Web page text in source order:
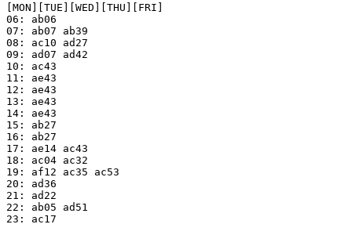
[MON][TUE][WED][THU][FRI]
06: ab06
07: ab07 ab39
08: ac10 ad27
09: ad07 ad42
10: ac43
11: ae43
12: ae43
13: ae43
14: ae43
15: ab27
16: ab27
17: ae14 ac43
18: ac04 ac32
19: af12 ac35 ac53
20: ad36
21: ad22
22: ab05 ad51
23: ac17